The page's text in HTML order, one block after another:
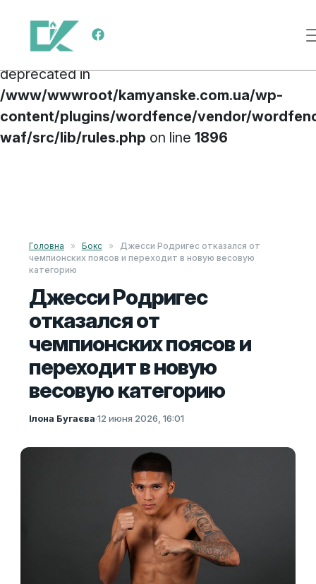
Deprecated
: preg_replace(): Passing null to
parameter #3 ($subject) of type array|string is
deprecated in
/www/wwwroot/kamyanske.com.ua/wp-
content/plugins/wordfence/vendor/
waf/src/lib/rules.php on line 1896
Меню навигации
Головна » Бокс »
Джесси Родригес отказался от
чемпионских поясов и переходит в новую весовую
категорию
Джесси Родригес
отказался от
чемпионских поясов и
переходит в новую
весовую категорию
Ілона Бугаєва·12 июня 2026, 16:01